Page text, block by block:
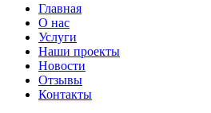
Главная
О нас
Услуги
Наши проекты
Новости
Отзывы
Контакты